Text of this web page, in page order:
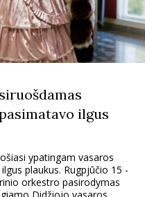
ilgus
ypatingam vasaros
plaukus. Rugpjūčio 15 -
orkestro pasirodymas